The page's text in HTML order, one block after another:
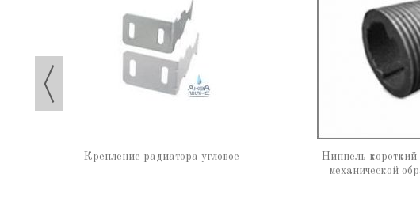
Крепление радиатора угловое
Ниппель короткий
механической